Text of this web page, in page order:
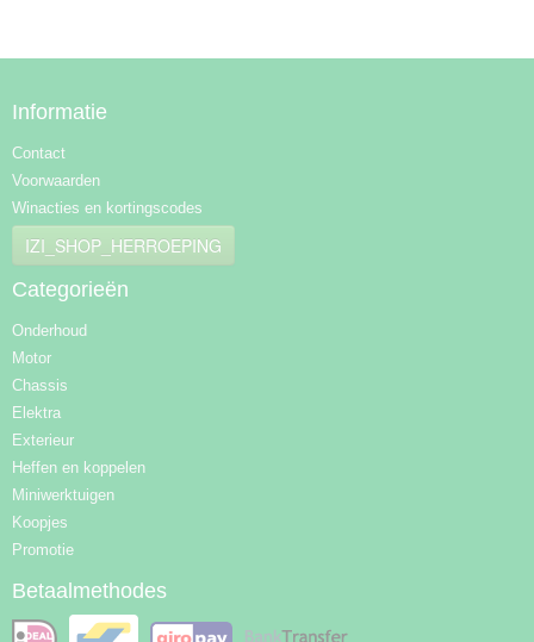
Informatie
Contact
Voorwaarden
Winacties en kortingscodes
IZI_SHOP_HERROEPING
Categorieën
Onderhoud
Motor
Chassis
Elektra
Exterieur
Heffen en koppelen
Miniwerktuigen
Koopjes
Promotie
Betaalmethodes